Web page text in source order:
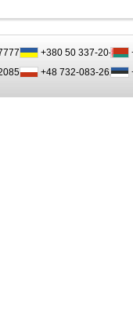
+380 50 337-20-47
+48 732-083-262